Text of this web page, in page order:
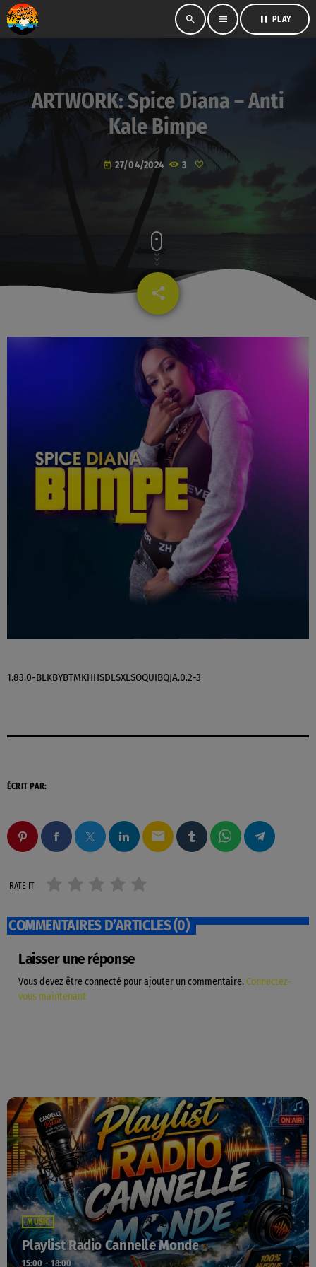
search menu pause PLAY
ARTWORK: Spice Diana – Anti
Kale Bimpe
today 27/04/2024 3
share
email
1.83.0-BLKBYBTMKHHSDLSXLSOQUIBQJA.0.2-3
ÉCRIT PAR:
email
RATE IT
COMMENTAIRES D’ARTICLES (0)
Laisser une réponse
Vous devez être connecté pour ajouter un commentaire. Connectez-
vous maintenant
MUSIC
Playlist Radio Cannelle Monde
15:00 - 18:00